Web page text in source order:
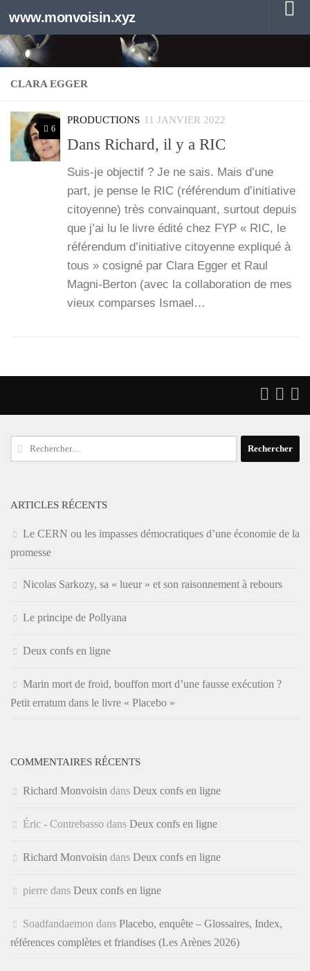
Au dessous du contenu
www.monvoisin.xyz
CLARA EGGER
6
PRODUCTIONS 11 JANVIER 2022
Dans Richard, il y a RIC
Suis-je objec­tif ? Je ne sais. Mais d’une
part, je pense le RIC (réfé­ren­dum d’i­ni­tia­tive
citoyenne) très convain­quant, sur­tout depuis
que j’ai lu le livre édi­té chez FYP « RIC, le
réfé­ren­dum d’i­ni­tia­tive citoyenne expli­qué à
tous » cosi­gné par Cla­ra Egger et Raul
Magni-Ber­­ton (avec la col­la­bo­ra­tion de mes
vieux com­parses Ismael…
Rechercher :
ARTICLES RÉCENTS
Le CERN ou les impasses démocratiques d’une économie de la
promesse
Nicolas Sarkozy, sa « lueur » et son raisonnement à rebours
Le principe de Pollyana
Deux confs en ligne
Marin mort de froid, bouffon mort d’une fausse exécution ?
Petit erratum dans le livre « Placebo »
COMMENTAIRES RÉCENTS
Richard Monvoisin dans Deux confs en ligne
Éric - Contrebasso dans Deux confs en ligne
Richard Monvoisin dans Deux confs en ligne
pierre dans Deux confs en ligne
Soadfandaemon dans Placebo, enquête – Glossaires, Index,
références complètes et friandises (Les Arènes 2026)